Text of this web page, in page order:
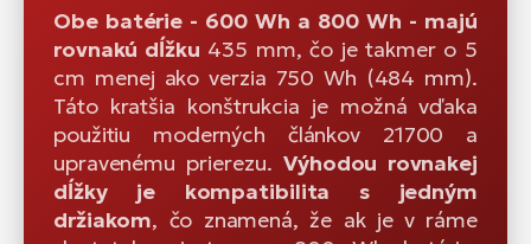
Obe batérie - 600 Wh a 800 Wh - majú
rovnakú dĺžku 435 mm, čo je takmer o 5
cm menej ako verzia 750 Wh (484 mm).
Táto kratšia konštrukcia je možná vďaka
použitiu moderných článkov 21700 a
upravenému prierezu.Výhodou rovnakej
dĺžky je kompatibilita s jedným
držiakom, čo znamená, že ak je v ráme